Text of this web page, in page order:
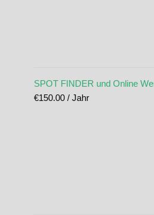
SPOT FINDER und Online
€150.00 / Jahr